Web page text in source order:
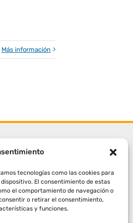
tecnologías como las cookies para
El consentimiento de estas
el comportamiento de navegación o
o retirar el consentimiento,
y funciones.
Más información